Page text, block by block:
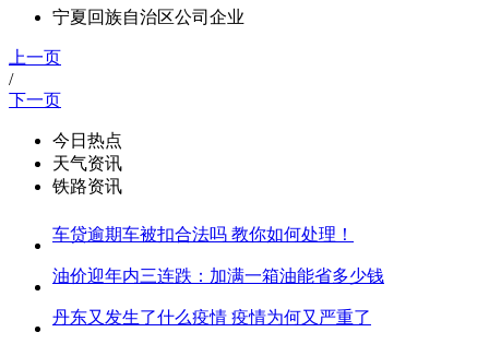
宁夏回族自治区公司企业
上一页
/
下一页
今日热点
天气资讯
铁路资讯
车贷逾期车被扣合法吗 教你如何处理！
油价迎年内三连跌：加满一箱油能省多少钱
丹东又发生了什么疫情 疫情为何又严重了